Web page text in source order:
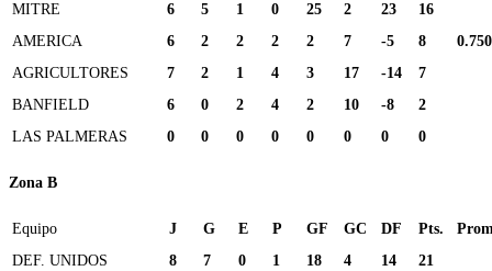
MITRE
6 5 1 0 25 2 23
16
AMERICA
6 2 2 2 2 7 -5 8
0.750
AGRICULTORES
7 2 1 4 3 17 -14
7
BANFIELD
6 0 2 4 2 10 -8
2
LAS PALMERAS
0 0 0 0 0 0 0 0
Zona B
Equipo J G E P GF GC DF Pts.
DEF. UNIDOS
8 7 0 1 18 4 14
21